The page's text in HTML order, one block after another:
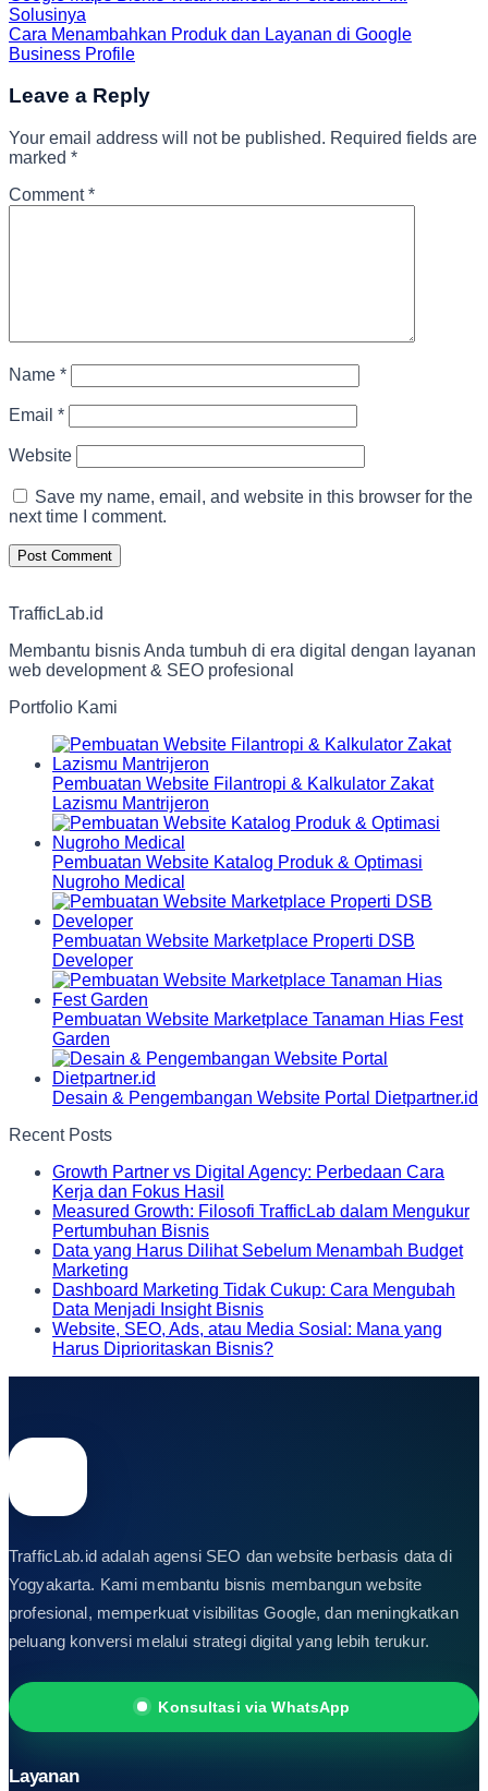
Solusinya
Cara Menambahkan Produk dan Layanan di Google
Business Profile
Leave a Reply
Your email address will not be published. Required fields are
marked *
Comment*
Name *
Email *
Website
Save my name, email, and website in this browser for the
next time I comment.
TrafficLab.id
Membantu bisnis Anda tumbuh di era digital dengan layanan
web development & SEO profesional
Portfolio Kami
Pembuatan Website Filantropi & Kalkulator Zakat
Lazismu Mantrijeron
Pembuatan Website Katalog Produk & Optimasi
Nugroho Medical
Pembuatan Website Marketplace Properti DSB
Developer
Pembuatan Website Marketplace Tanaman Hias Fest
Garden
Desain & Pengembangan Website Portal Dietpartner.id
Recent Posts
Growth Partner vs Digital Agency: Perbedaan Cara
Kerja dan Fokus Hasil
Measured Growth: Filosofi TrafficLab dalam Mengukur
Pertumbuhan Bisnis
Data yang Harus Dilihat Sebelum Menambah Budget
Marketing
Dashboard Marketing Tidak Cukup: Cara Mengubah
Data Menjadi Insight Bisnis
Website, SEO, Ads, atau Media Sosial: Mana yang
Harus Diprioritaskan Bisnis?
TrafficLab.id adalah agensi SEO dan website berbasis data di
Yogyakarta. Kami membantu bisnis membangun website
profesional, memperkuat visibilitas Google, dan meningkatkan
peluang konversi melalui strategi digital yang lebih terukur.
Konsultasi via WhatsApp
Layanan